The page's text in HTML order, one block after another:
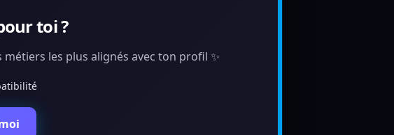
toi ?
les plus alignés avec ton profil ✨